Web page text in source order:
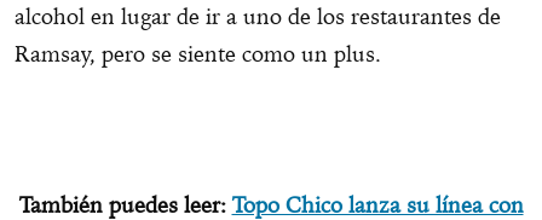
alcohol en lugar de ir a uno de los restaurantes de
Ramsay, pero se siente como un plus.
También puedes leer:Topo Chico lanza su línea con